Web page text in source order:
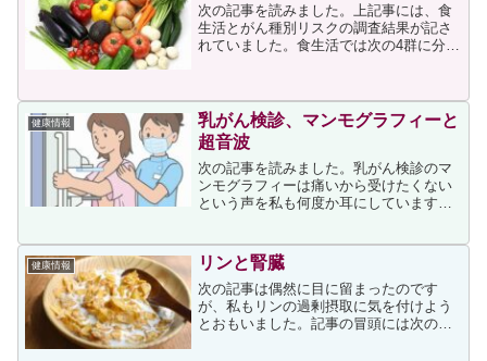
次の記事を読みました。上記事には、食
生活とがん種別リスクの調査結果が記さ
れていました。食生活では次の4群に分
調査しています。通常肉食群（加工肉お
よび赤身肉などの摂取が週...
健康情報
乳がん検診、マンモグラフィーと
超音波
次の記事を読みました。乳がん検診のマ
ンモグラフィーは痛いから受けたくない
という声を私も何度か耳にしています
んどの場合受けることをお勧めしていま
す。上記事は乳がん検診のマ...
健康情報 リンと腎臓
次の記事は偶然に目に留まったのです
が、私もリンの過剰摂取に気を付けよう
とおもいました。記事の冒頭には次の文